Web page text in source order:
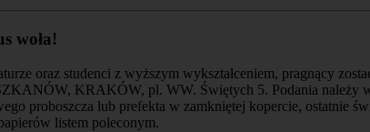
woła!
oraz studenci z wyższym wykształceniem, pragnący
KRAKÓW, pl. WW. Świętych 5. Podania należy
proboszcza lub prefekta w zamkniętej kopercie, ostatnie
listem poleconym.